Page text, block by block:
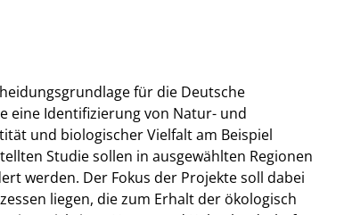
für die Deutsche
eine Identifizierung von Natur- und
und biologischer Vielfalt am Beispiel
Studie sollen in ausgewählten Regionen
werden. Der Fokus der Projekte soll dabei
liegen, die zum Erhalt der ökologisch